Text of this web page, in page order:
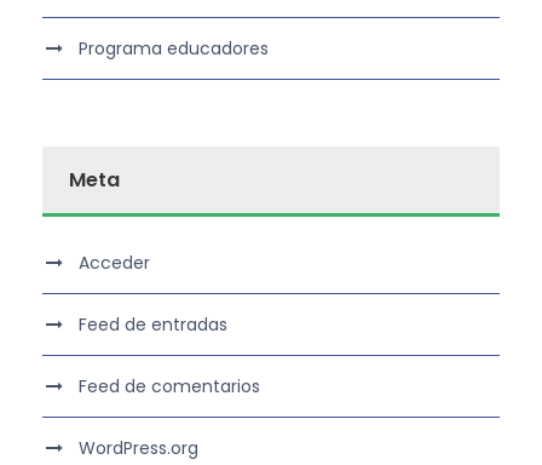
Programa educadores
Meta
Acceder
Feed de entradas
Feed de comentarios
WordPress.org